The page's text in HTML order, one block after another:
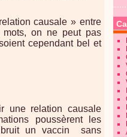
causale » entre
mots, on ne peut pas
cependant bel et
une relation causale
poussèrent les
un vaccin
sans